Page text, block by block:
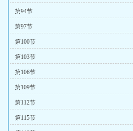
第94节
第97节
第100节
第103节
第106节
第109节
第112节
第115节